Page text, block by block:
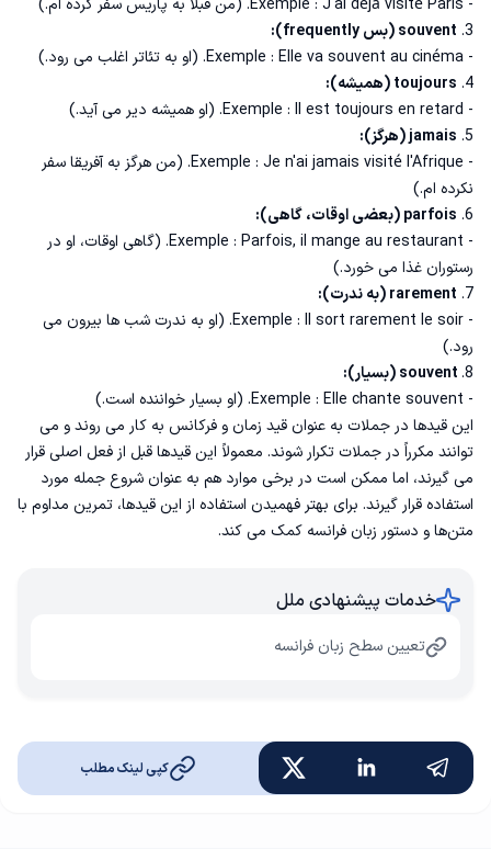
- Exemple : J'ai déjà visité Paris. (من قبلاً به پاریس سفر کرده ام.)
3. souvent (بس frequently):
- Exemple : Elle va souvent au cinéma. (او به تئاتر اغلب می رود.)
4. toujours (همیشه):
- Exemple : Il est toujours en retard. (او همیشه دیر می آید.)
5. jamais (هرگز):
- Exemple : Je n'ai jamais visité l'Afrique. (من هرگز به آفریقا سفر
نکرده ام.)
6. parfois (بعضی اوقات، گاهی):
- Exemple : Parfois, il mange au restaurant. (گاهی اوقات، او در
رستوران غذا می خورد.)
7. rarement (به ندرت):
- Exemple : Il sort rarement le soir. (او به ندرت شب ها بیرون می
رود.)
8.
- Exemple : Elle chante souvent. (او بسیار خواننده است.)
این قیدها در جملات به عنوان قید زمان و فرکانس به کار می روند و می
توانند مکرراً در جملات تکرار شوند. معمولاً این قیدها قبل از فعل اصلی قرار
می گیرند، اما ممکن است در برخی موارد هم به عنوان شروع جمله مورد
استفاده قرار گیرند. برای بهتر فهمیدن استفاده از این قیدها، تمرین مداوم با
متن‌ها و دستور زبان فرانسه کمک می کند.
خدمات پیشنهادی ملل
تعیین سطح زبان فرانسه
کپی لینک مطلب